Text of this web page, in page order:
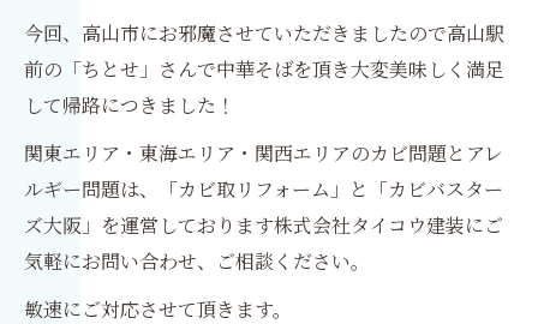
今回、高山市にお邪魔させていただきましたので高山駅
前の「ちとせ」さんで中華そばを頂き大変美味しく満足
して帰路につきました！
関東エリア・東海エリア・関西エリアのカビ問題とアレ
ルギー問題は、「カビ取リフォーム」と「カビバスター
ズ大阪」を運営しております株式会社タイコウ建装にご
気軽にお問い合わせ、ご相談ください。
敏速にご対応させて頂きます。